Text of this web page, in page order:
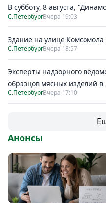
В субботу, 8 августа,
С.ПетербургВчера 19:03
Здание на улице Комсомола
С.ПетербургВчера 18:57
Эксперты надзорного
образцов мясных изделий в
С.ПетербургВчера 17:10
Анонсы